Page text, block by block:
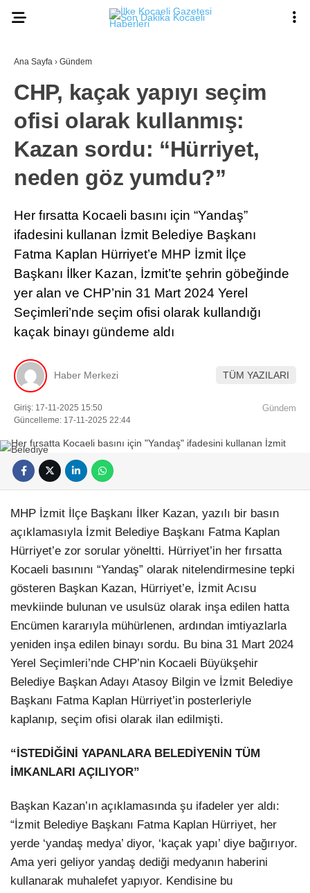
Ana Sayfa › Gündem
CHP, kaçak yapıyı seçim
ofisi olarak kullanmış:
Kazan sordu: “Hürriyet,
neden göz yumdu?”
Her fırsatta Kocaeli basını için “Yandaş”
ifadesini kullanan İzmit Belediye Başkanı
Fatma Kaplan Hürriyet’e MHP İzmit İlçe
Başkanı İlker Kazan, İzmit’te şehrin göbeğinde
yer alan ve CHP’nin 31 Mart 2024 Yerel
Seçimleri’nde seçim ofisi olarak kullandığı
kaçak binayı gündeme aldı
Haber Merkezi TÜM YAZILARI
Giriş: 17-11-2025 15:50
Güncelleme: 17-11-2025 22:44
Gündem
MHP İzmit İlçe Başkanı İlker Kazan, yazılı bir basın
açıklamasıyla İzmit Belediye Başkanı Fatma Kaplan
Hürriyet’e zor sorular yöneltti. Hürriyet’in her fırsatta
Kocaeli basınını “Yandaş” olarak nitelendirmesine tepki
gösteren Başkan Kazan, Hürriyet’e, İzmit Acısu
mevkiinde bulunan ve usulsüz olarak inşa edilen hatta
Encümen kararıyla mühürlenen, ardından imtiyazlarla
yeniden inşa edilen binayı sordu. Bu bina 31 Mart 2024
Yerel Seçimleri’nde CHP’nin Kocaeli Büyükşehir
Belediye Başkan Adayı Atasoy Bilgin ve İzmit Belediye
Başkanı Fatma Kaplan Hürriyet’in posterleriyle
kaplanıp, seçim ofisi olarak ilan edilmişti.
“İSTEDİĞİNİ YAPANLARA BELEDİYENİN TÜM
İMKANLARI AÇILIYOR”
Başkan Kazan’ın açıklamasında şu ifadeler yer aldı:
“İzmit Belediye Başkanı Fatma Kaplan Hürriyet, her
yerde ‘yandaş medya’ diyor, ‘kaçak yapı’ diye bağırıyor.
Ama yeri geliyor yandaş dediği medyanın haberini
kullanarak muhalefet yapıyor. Kendisine bu